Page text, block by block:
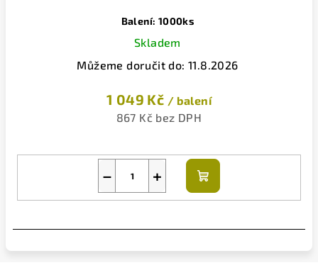
Balení: 1000ks
Skladem
Můžeme doručit do: 11.8.2026
1 049 Kč / balení
867 Kč bez DPH
+
−
Do
košíku